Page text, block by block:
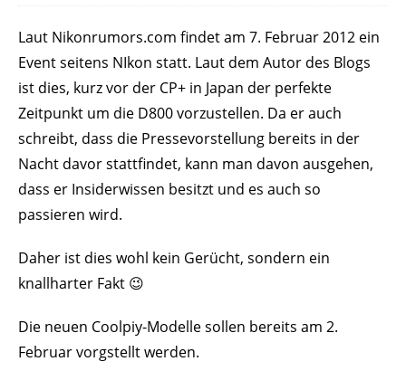
Laut Nikonrumors.com findet am 7. Februar 2012 ein
Event seitens NIkon statt. Laut dem Autor des Blogs
ist dies, kurz vor der CP+ in Japan der perfekte
Zeitpunkt um die D800 vorzustellen. Da er auch
schreibt, dass die Pressevorstellung bereits in der
Nacht davor stattfindet, kann man davon ausgehen,
dass er Insiderwissen besitzt und es auch so
passieren wird.
Daher ist dies wohl kein Gerücht, sondern ein
knallharter Fakt 😉
Die neuen Coolpiy-Modelle sollen bereits am 2.
Februar vorgstellt werden.